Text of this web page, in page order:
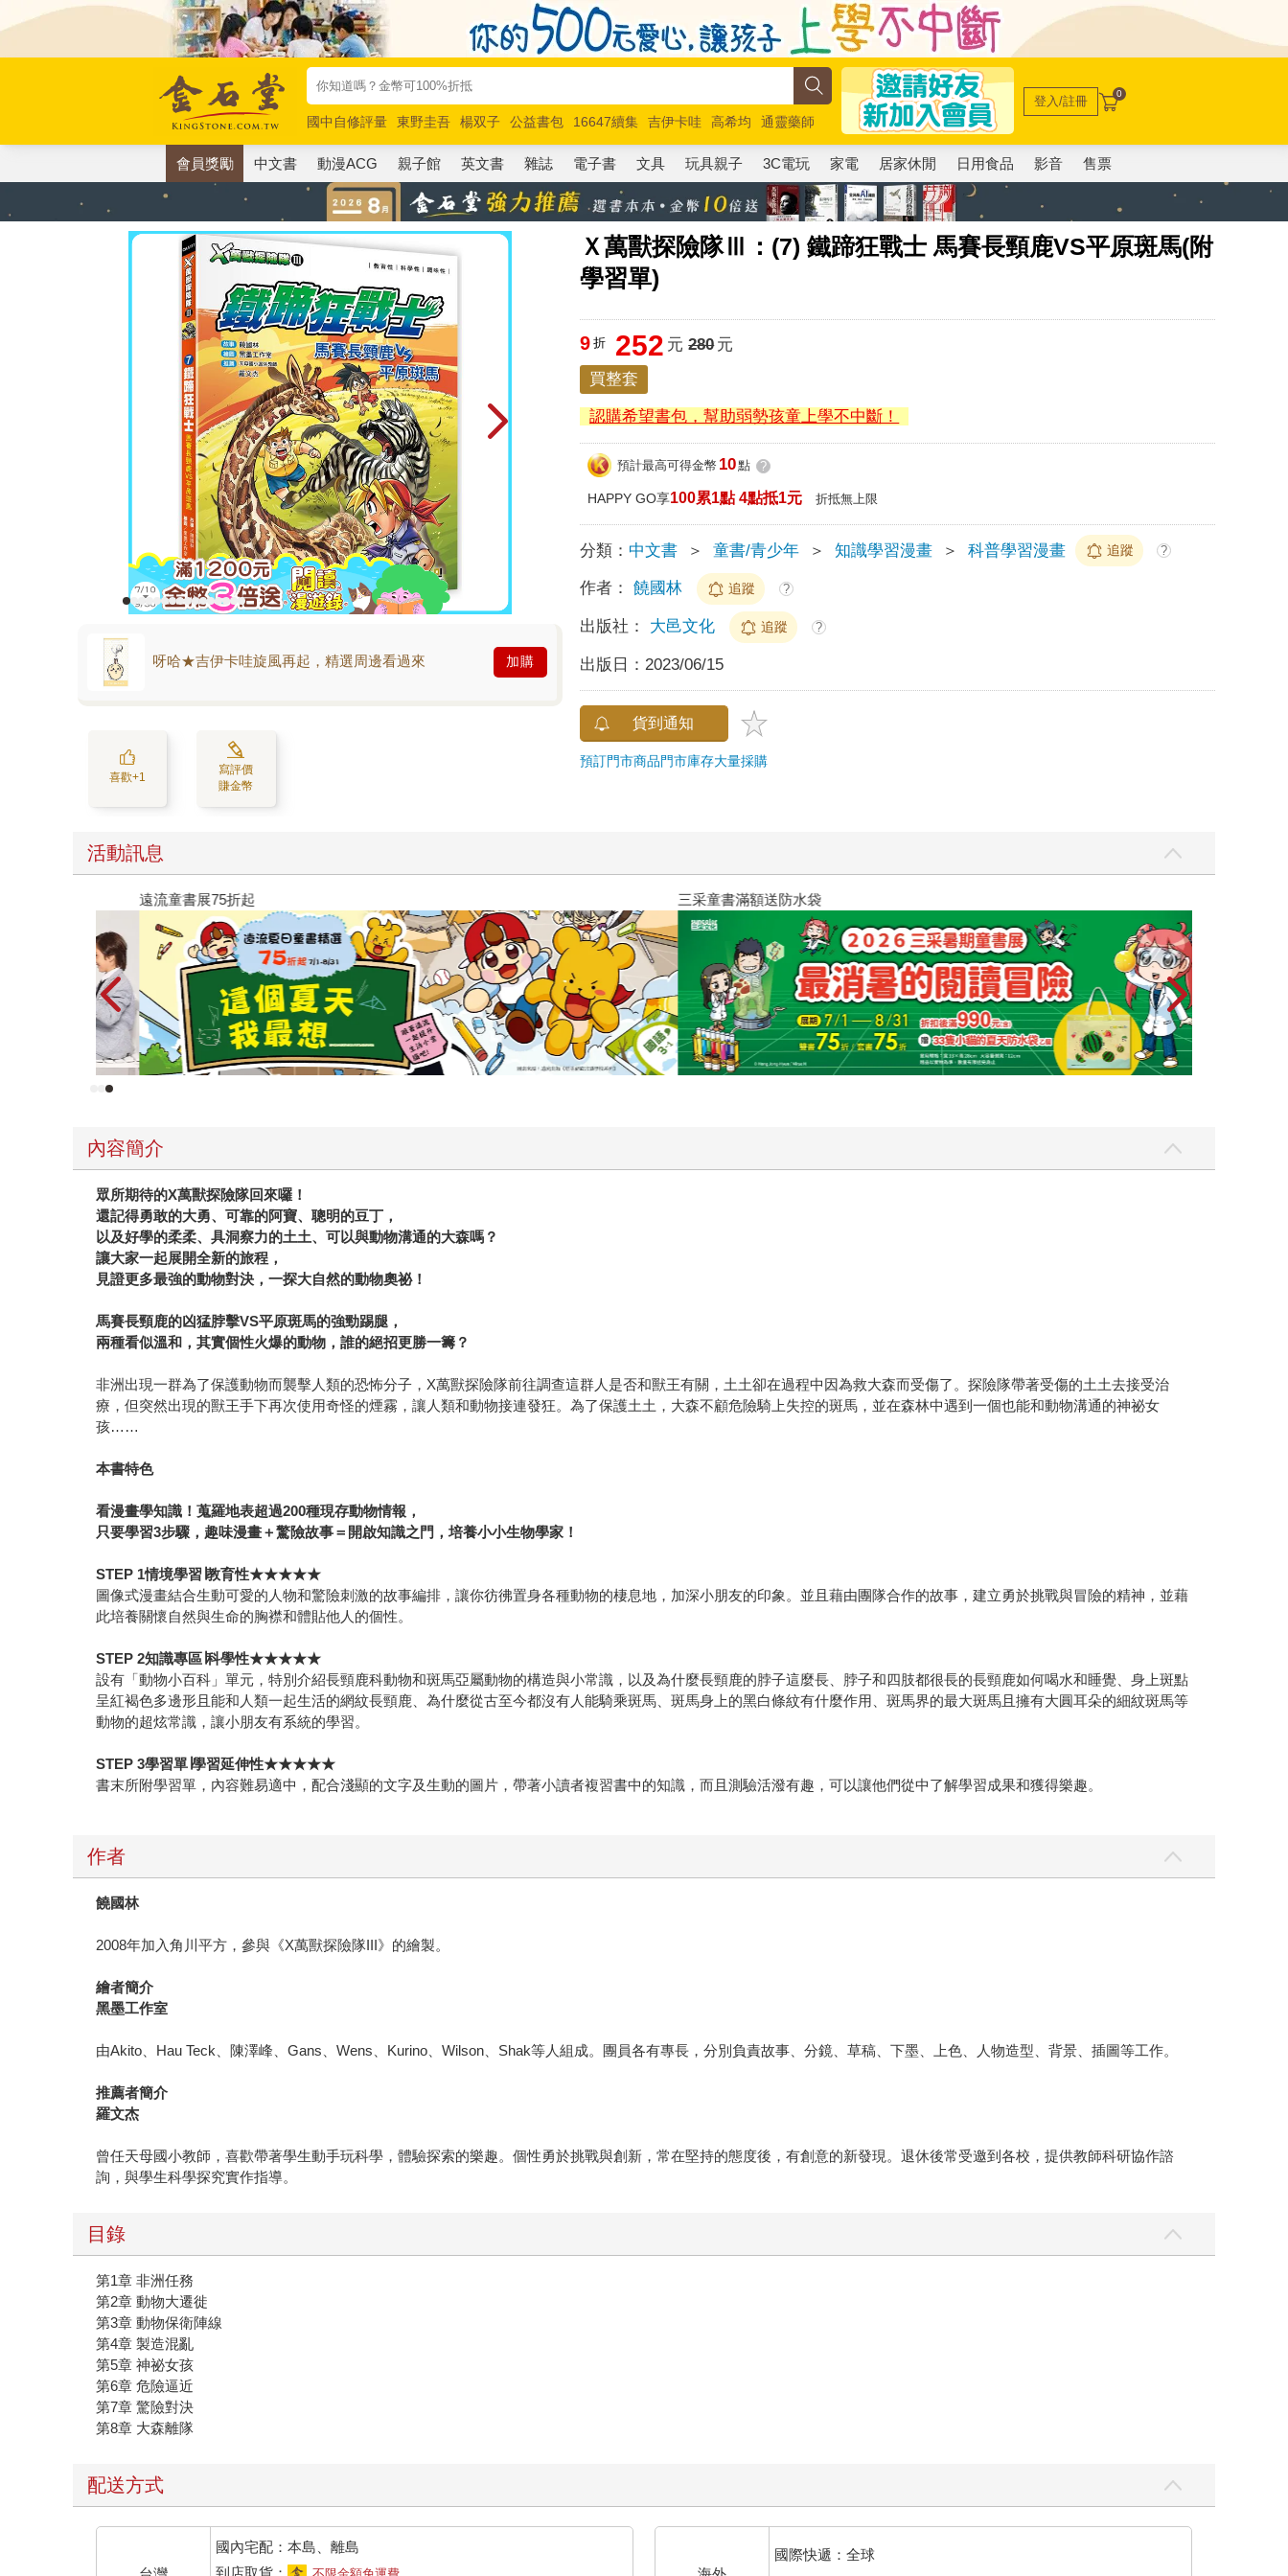
國中自修評量 東野圭吾 楊双子 公益書包 16647續集 吉伊卡哇 高希均
通靈藥師
唯紅花綻放
奧德賽 路邊攤新作 馬斯克 玩具總動員5 超慢跑
登入/註冊 0
會員獎勵 中文書 動漫ACG 親子館 英文書 雜誌 電子書 文具 玩具親子 3C電玩 家電 居家休閒 日用食品 影音 售票
Ｘ萬獸探險隊Ⅲ：(7) 鐵蹄狂戰士 馬賽長頸鹿VS平原斑馬(附
學習單)
呀哈★吉伊卡哇旋風再起，精選周邊看過來 加購
喜歡+1
寫評價
賺金幣
9 折 252 元 280元
買整套
認購希望書包，幫助弱勢孩童上學不中斷！
預計最高可得金幣 10點 ?
HAPPY GO享100累1點 4點抵1元 折抵無上限
分類： 中文書 ＞ 童書/青少年 ＞ 知識學習漫畫 ＞ 科普學習漫畫 追蹤 ?
作者： 饒國林 追蹤 ?
出版社： 大邑文化 追蹤 ?
出版日： 2023/06/15
貨到通知
預訂門市商品門市庫存大量採購
活動訊息
遠流童書展75折起 三采童書滿額送防水袋
內容簡介
眾所期待的X萬獸探險隊回來囉！
還記得勇敢的大勇、可靠的阿寶、聰明的豆丁，
以及好學的柔柔、具洞察力的土土、可以與動物溝通的大森嗎？
讓大家一起展開全新的旅程，
見證更多最強的動物對決，一探大自然的動物奧祕！
馬賽長頸鹿的凶猛脖擊VS平原斑馬的強勁踢腿，
兩種看似溫和，其實個性火爆的動物，誰的絕招更勝一籌？
非洲出現一群為了保護動物而襲擊人類的恐怖分子，X萬獸探險隊前往調查這群人是否和獸王有關，土土卻在過程中因為救大森而受傷了。探險隊帶著受傷的土土去接受治
療，但突然出現的獸王手下再次使用奇怪的煙霧，讓人類和動物接連發狂。為了保護土土，大森不顧危險騎上失控的斑馬，並在森林中遇到一個也能和動物溝通的神祕女
孩……
本書特色
看漫畫學知識！蒐羅地表超過200種現存動物情報，
只要學習3步驟，趣味漫畫＋驚險故事＝開啟知識之門，培養小小生物學家！
STEP 1情境學習∣教育性★★★★★
圖像式漫畫結合生動可愛的人物和驚險刺激的故事編排，讓你彷彿置身各種動物的棲息地，加深小朋友的印象。並且藉由團隊合作的故事，建立勇於挑戰與冒險的精神，並藉
此培養關懷自然與生命的胸襟和體貼他人的個性。
STEP 2知識專區∣科學性★★★★★
設有「動物小百科」單元，特別介紹長頸鹿科動物和斑馬亞屬動物的構造與小常識，以及為什麼長頸鹿的脖子這麼長、脖子和四肢都很長的長頸鹿如何喝水和睡覺、身上斑點
呈紅褐色多邊形且能和人類一起生活的網紋長頸鹿、為什麼從古至今都沒有人能騎乘斑馬、斑馬身上的黑白條紋有什麼作用、斑馬界的最大斑馬且擁有大圓耳朵的細紋斑馬等
動物的超炫常識，讓小朋友有系統的學習。
STEP 3學習單∣學習延伸性★★★★★
書末所附學習單，內容難易適中，配合淺顯的文字及生動的圖片，帶著小讀者複習書中的知識，而且測驗活潑有趣，可以讓他們從中了解學習成果和獲得樂趣。
作者
饒國林
2008年加入角川平方，參與《X萬獸探險隊III》的繪製。
繪者簡介
黑墨工作室
由Akito、Hau Teck、陳澤峰、Gans、Wens、Kurino、Wilson、Shak等人組成。團員各有專長，分別負責故事、分鏡、草稿、下墨、上色、人物造型、背景、插圖等工作。
推薦者簡介
羅文杰
曾任天母國小教師，喜歡帶著學生動手玩科學，體驗探索的樂趣。個性勇於挑戰與創新，常在堅持的態度後，有創意的新發現。退休後常受邀到各校，提供教師科研協作諮
詢，與學生科學探究實作指導。
目錄
第1章 非洲任務
第2章 動物大遷徙
第3章 動物保衛陣線
第4章 製造混亂
第5章 神祕女孩
第6章 危險逼近
第7章 驚險對決
第8章 大森離隊
配送方式
國內宅配：本島、離島
國際快遞：全球